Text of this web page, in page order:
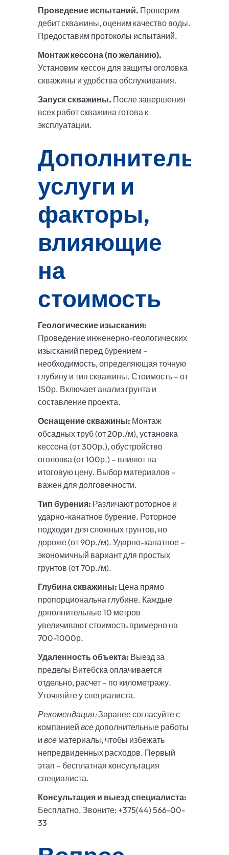
Проведение испытаний. Проверим
дебит скважины, оценим качество воды.
Предоставим протоколы испытаний.
Монтаж кессона (по желанию).
Установим кессон для защиты оголовка
скважины и удобства обслуживания.
Запуск скважины. После завершения
всех работ скважина готова к
эксплуатации.
услуги и
факторы,
влияющие
на
стоимость
Геологические изыскания:
Проведение инженерно-геологических
изысканий перед бурением –
необходимость, определяющая точную
глубину и тип скважины. Стоимость – от
150р. Включает анализ грунта и
составление проекта.
Оснащение скважины: Монтаж
обсадных труб (от 20р./м), установка
кессона (от 300р.), обустройство
оголовка (от 100р.) – влияют на
итоговую цену. Выбор материалов –
важен для долговечности.
Тип бурения: Различают роторное и
ударно-канатное бурение. Роторное
подходит для сложных грунтов, но
дороже (от 90р./м). Ударно-канатное –
экономичный вариант для простых
грунтов (от 70р./м).
Глубина скважины: Цена прямо
пропорциональна глубине. Каждые
дополнительные 10 метров
увеличивают стоимость примерно на
700-1000р.
Удаленность объекта: Выезд за
пределы Витебска оплачивается
отдельно, расчет – по километражу.
Уточняйте у специалиста.
Рекомендация:Заранее согласуйте с
компанией вседополнительные работы
и все материалы, чтобы избежать
непредвиденных расходов. Первый
этап – бесплатная консультация
специалиста.
Консультация и выезд специалиста:
Бесплатно. Звоните: +375(44) 566-00-
33